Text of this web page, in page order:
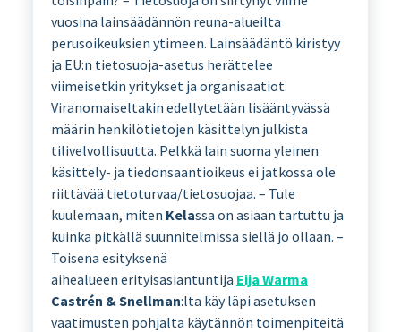
vuosina lainsäädännön reuna-alueilta
perusoikeuksien ytimeen. Lainsäädäntö kiristyy
ja EU:n tietosuoja-asetus herättelee
viimeisetkin yritykset ja organisaatiot.
Viranomaiseltakin edellytetään lisääntyvässä
määrin henkilötietojen käsittelyn julkista
tilivelvollisuutta. Pelkkä lain suoma yleinen
käsittely- ja tiedonsaantioikeus ei jatkossa ole
riittävää tietoturvaa/tietosuojaa. – Tule
kuulemaan, miten Kelassa on asiaan tartuttu ja
kuinka pitkällä suunnitelmissa siellä jo ollaan. –
Toisena esityksenä
aihealueen erityisasiantuntija Eija Warma
Castrén & Snellman:lta käy läpi asetuksen
vaatimusten pohjalta käytännön toimenpiteitä